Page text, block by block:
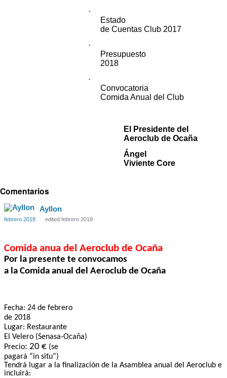
·
Estado
de Cuentas Club 2017
·
Presupuesto
2018
·
Convocatoria
Comida Anual del Club
El Presidente del
Aeroclub de Ocaña
Ángel
Viviente Core
Comentarios
Ayllon
febrero 2018 edited febrero 2018
Comida anua del Aeroclub de Ocaña
Por la presente te convocamos
a la Comida anual del Aeroclub de Ocaña
Fecha: 24 de febrero
de 2018
Lugar: Restaurante
El Velero (Senasa-Ocaña)
Precio: 20 € (se
pagará “in situ”)
Tendrá lugar a la finalización de la Asamblea anual del Aeroclub e
incluirá: